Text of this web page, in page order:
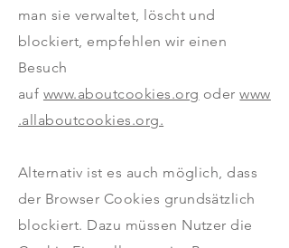
man sie verwaltet, löscht und
blockiert, empfehlen wir einen
Besuch
auf www.aboutcookies.org oderwww
.allaboutcookies.org.
Alternativ ist es auch möglich, dass
der Browser Cookies grundsätzlich
blockiert. Dazu müssen Nutzer die